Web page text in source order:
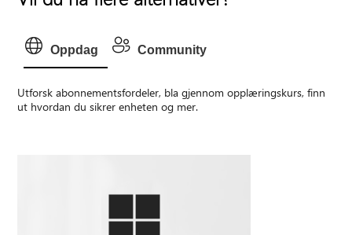
Oppdag Community
Utforsk abonnementsfordeler, bla gjennom opplæringskurs, finn
ut hvordan du sikrer enheten og mer.